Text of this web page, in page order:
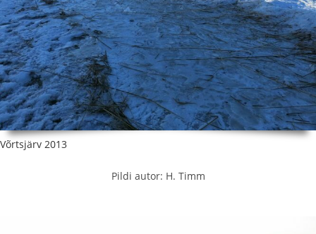
Võrtsjärv 2013
Pildi autor: H. Timm